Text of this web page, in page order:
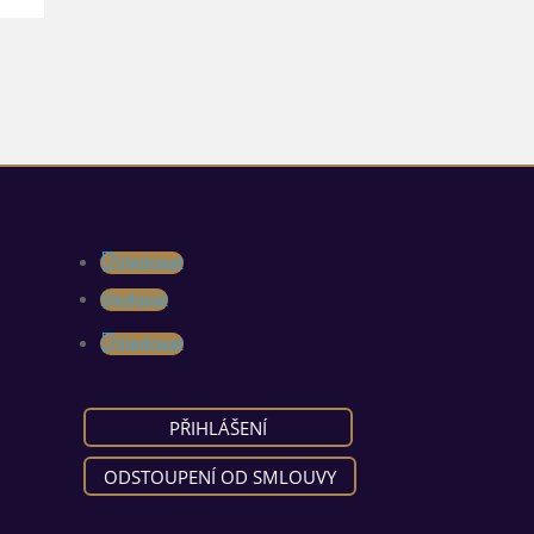
Sledovat
Sledovat
Sledovat
PŘIHLÁŠENÍ
ODSTOUPENÍ OD SMLOUVY